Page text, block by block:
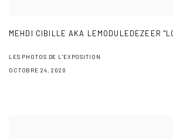
MEHDI CIBILLE AKA LEMODULEDEZEER
LES PHOTOS DE L'EXPOSITION
OCTOBRE 24, 2020